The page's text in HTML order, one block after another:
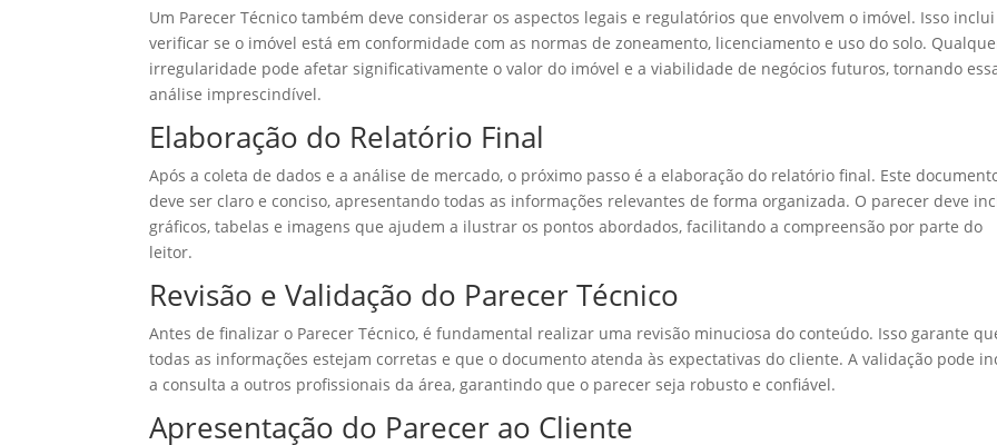
Um Parecer Técnico também deve considerar os aspectos legais e regulatórios que envolvem o imóvel. Isso inclui
verificar se o imóvel está em conformidade com as normas de zoneamento, licenciamento e uso do solo.
irregularidade pode afetar significativamente o valor do imóvel e a viabilidade de negócios futuros, tornando
análise imprescindível.
Elaboração do Relatório Final
Após a coleta de dados e a análise de mercado, o próximo passo é a elaboração do relatório final. Este
deve ser claro e conciso, apresentando todas as informações relevantes de forma organizada. O parecer deve
gráficos, tabelas e imagens que ajudem a ilustrar os pontos abordados, facilitando a compreensão por parte do
leitor.
Revisão e Validação do Parecer Técnico
Antes de finalizar o Parecer Técnico, é fundamental realizar uma revisão minuciosa do conteúdo. Isso garante
todas as informações estejam corretas e que o documento atenda às expectativas do cliente. A validação pode
a consulta a outros profissionais da área, garantindo que o parecer seja robusto e confiável.
Apresentação do Parecer ao Cliente